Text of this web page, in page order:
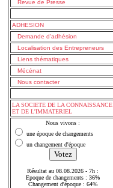
Revue de Presse
ADHESION
Demande d'adhésion
Localisation des Entrepreneurs
Liens thématiques
Mécénat
Nous contacter
LA SOCIETE DE LA CONNAISSANCE
ET DE L'IMMATERIEL
Nous vivons :
une époque de changements
un changement d'époque
Résultat au 08.08.2026 - 7h :
Epoque de changements : 36%
Changement d'époque : 64%